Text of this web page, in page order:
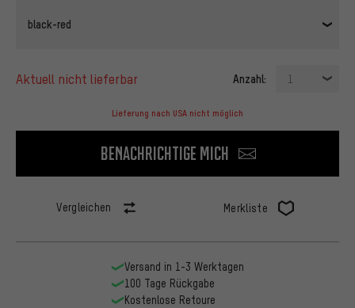
black-red
aktuell nicht lieferbar Anzahl: 1
Lieferung nach USA nicht möglich
Benachrichtige mich
Vergleichen Merkliste
Versand in 1-3 Werktagen
100 Tage Rückgabe
Kostenlose Retoure